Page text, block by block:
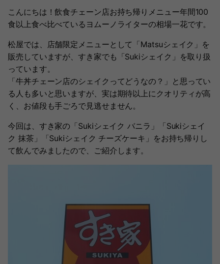
こんにちは！飲食チェーン店お持ち帰りメニュー年間100
食以上食べ比べているヨムーノライターの相場一花です。
松屋では、店舗限定メニューとして「Matsuシェイク」を
販売していますが、すき家でも「Sukiシェイク」を取り扱
っています。
「牛丼チェーン店のシェイクってどうなの？」と思ってい
る人も多いと思いますが、実は期待以上にクオリティが高
く、お値段も手ごろで見逃せません。
今回は、すき家の「Sukiシェイク バニラ」「Sukiシェイ
ク 抹茶」「Sukiシェイク チーズケーキ」をお持ち帰りし
て飲んでみましたので、ご紹介します。